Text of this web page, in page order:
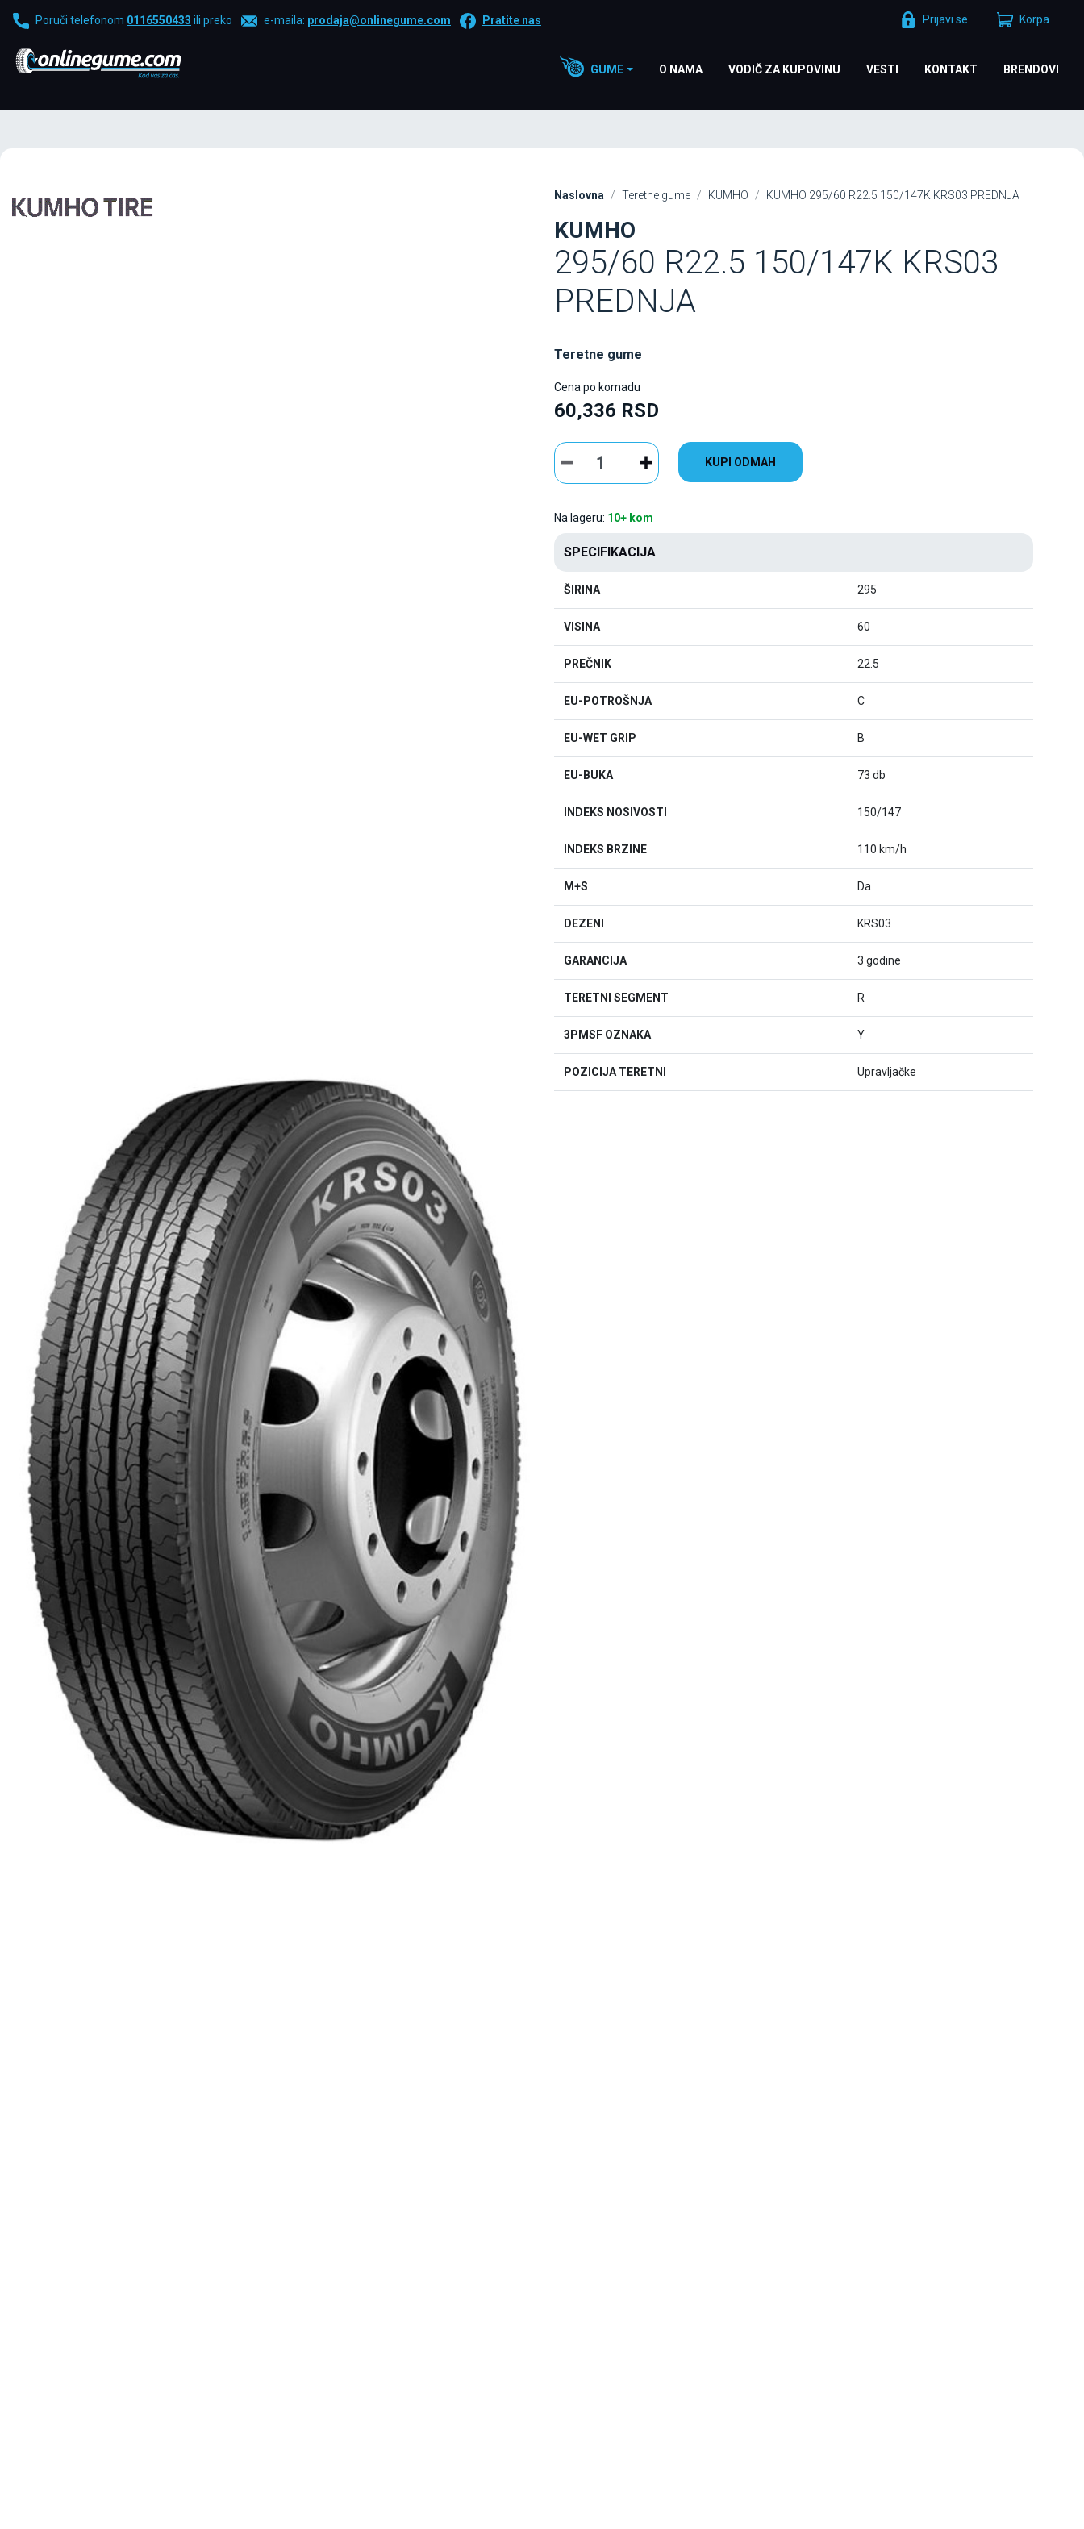
Poruči telefonom 0116550433 ili preko e-maila: prodaja@onlinegume.com Pratite nas Prijavi se Korpa
GUME O NAMA VODIČ ZA KUPOVINU VESTI KONTAKT BRENDOVI
Naslovna Teretne gume KUMHO KUMHO 295/60 R22.5 150/147K KRS03 PREDNJA
KUMHO
295/60 R22.5 150/147K KRS03
PREDNJA
Teretne gume
Cena po komadu
60,336 RSD
KUPI ODMAH
Na lageru: 10+ kom
SPECIFIKACIJA
ŠIRINA 295
VISINA 60
PREČNIK 22.5
EU-POTROŠNJA C
EU-WET GRIP B
EU-BUKA 73 db
INDEKS NOSIVOSTI 150/147
INDEKS BRZINE 110 km/h
M+S Da
DEZENI KRS03
GARANCIJA 3 godine
TERETNI SEGMENT R
3PMSF OZNAKA Y
POZICIJA TERETNI Upravljačke